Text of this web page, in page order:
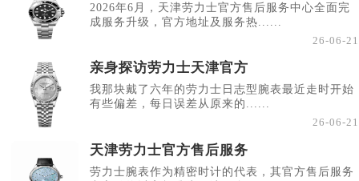
2026年6月，天津劳力士官方售后服务中心全面完
成服务升级，官方地址及服务热......
26-06-21
亲身探访劳力士天津官方
我那块戴了六年的劳力士日志型腕表最近走时开始
有些偏差，每日误差从原来的......
26-06-21
天津劳力士官方售后服务
劳力士腕表作为精密时计的代表，其官方售后服务